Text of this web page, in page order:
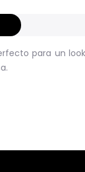
para un